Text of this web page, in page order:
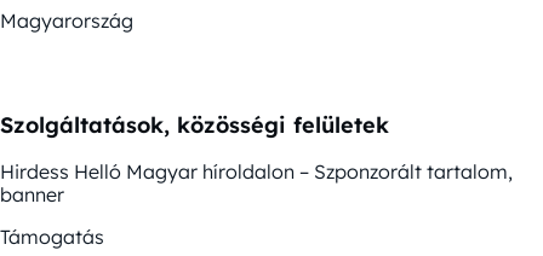
Magyarország
Szolgáltatások, közösségi felületek
Hirdess Helló Magyar híroldalon – Szponzorált tartalom,
banner
Támogatás